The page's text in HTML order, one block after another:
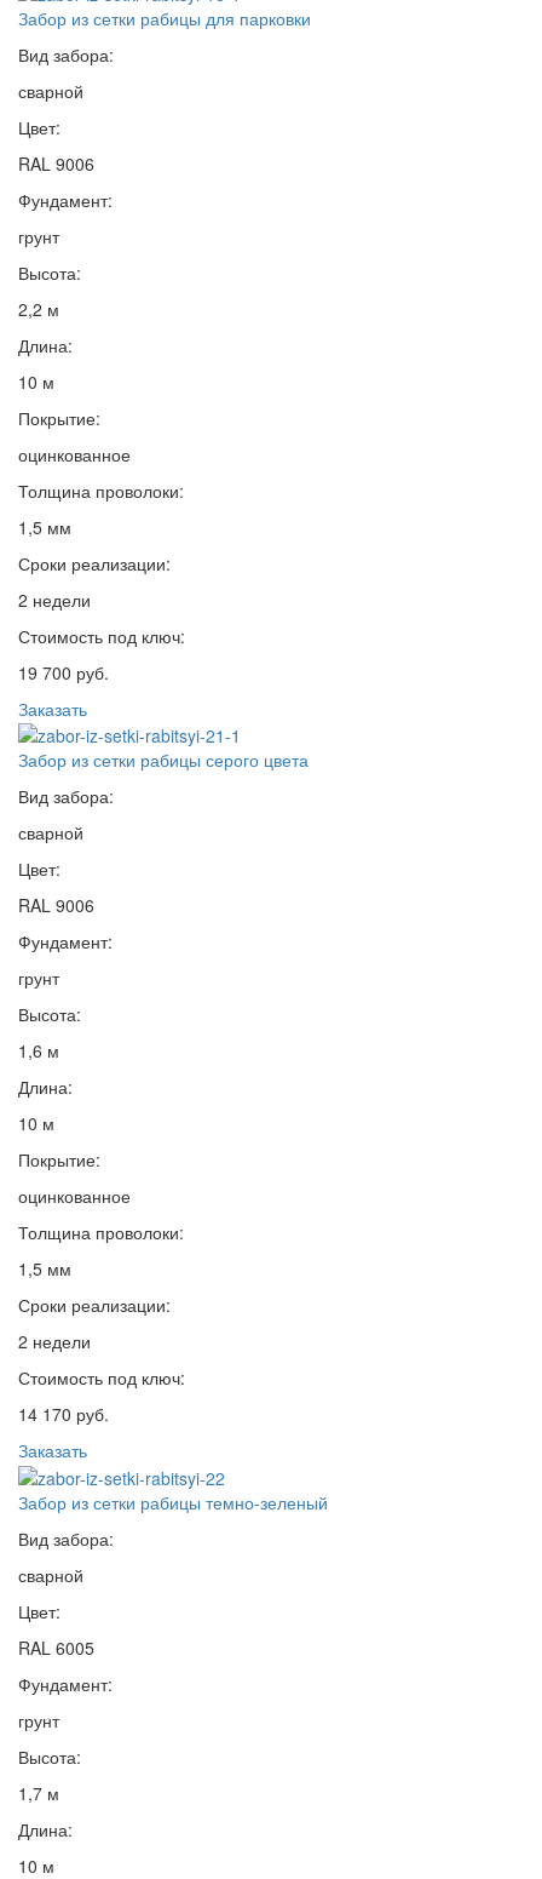
Забор из сетки рабицы для парковки
Вид забора:
сварной
Цвет:
RAL 9006
Фундамент:
грунт
Высота:
2,2 м
Длина:
10 м
Покрытие:
оцинкованное
Толщина проволоки:
1,5 мм
Сроки реализации:
2 недели
Стоимость под ключ:
19 700 руб.
Заказать
Забор из сетки рабицы серого цвета
Вид забора:
сварной
Цвет:
RAL 9006
Фундамент:
грунт
Высота:
1,6 м
Длина:
10 м
Покрытие:
оцинкованное
Толщина проволоки:
1,5 мм
Сроки реализации:
2 недели
Стоимость под ключ:
14 170 руб.
Заказать
Забор из сетки рабицы темно-зеленый
Вид забора:
сварной
Цвет:
RAL 6005
Фундамент:
грунт
Высота:
1,7 м
Длина:
10 м